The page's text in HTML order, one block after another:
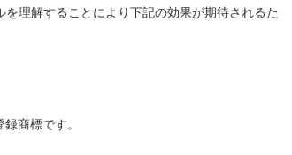
理解することにより下記の効果が期待されるた
商標です。